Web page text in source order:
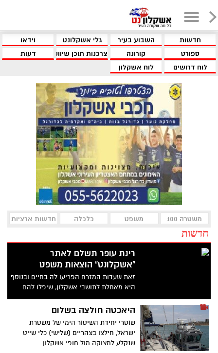
חדשות השבוע בעיר גלי אשקלונט
וידאו
ספורט
קורונה צרכנות תוכן שיווקי
דעות
לוח דרושים
לוח אשקלון
משטרה 100 משפט כלכלה חדשות ארציות
חדשות
רינת עופר תשלם לאתר
“אשקלונט“ הוצאות משפט
זאת שעדות המזרח הפריעו לה בחיים ובנוסף
היא מאחלת לתושבי אשקלון, שיפלו להם
טילים על ביתם, פסקה שופטת בית המשפט
השלום, סבין כהן, שהיא תשלם לאחר
היאכטה חולצה בשלום
שוטרי יחידת השיטור הימי של משטרת
ישראל, חילצו בצהריים (שלישי) כלי שייט
שנקלע למצוקה מול חופי אשקלון